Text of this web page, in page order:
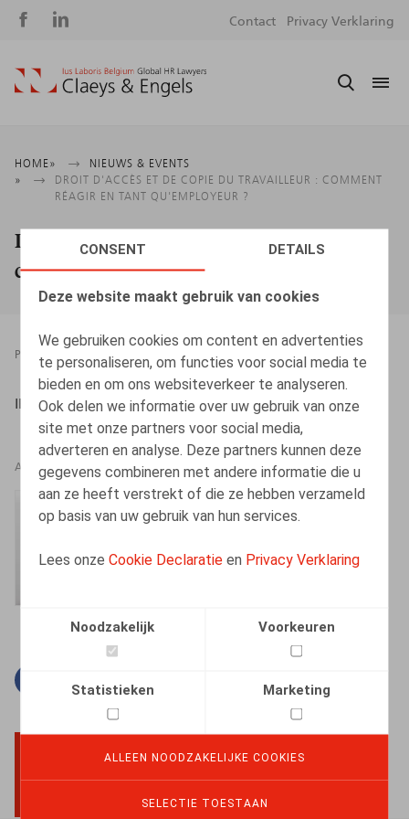
CONSENT DETAILS
Deze website maakt gebruik van cookies
We gebruiken cookies om content en advertenties
te personaliseren, om functies voor social media te
bieden en om ons websiteverkeer te analyseren.
Ook delen we informatie over uw gebruik van onze
site met onze partners voor social media,
adverteren en analyse. Deze partners kunnen deze
gegevens combineren met andere informatie die u
aan ze heeft verstrekt of die ze hebben verzameld
op basis van uw gebruik van hun services.
Lees onzeCookie Declaratie en Privacy Verklaring
Noodzakelijk Voorkeuren
Statistieken Marketing
ALLEEN NOODZAKELIJKE COOKIES
SELECTIE TOESTAAN
Social
Contact Privacy Verklaring
Kruimelpad
HOME
NIEUWS & EVENTS
DROIT D'ACCÈS ET DE COPIE DU TRAVAILLEUR : COMMENT
RÉAGIR EN TANT QU'EMPLOYEUR ?
Droit d'accès et de copie du travailleur :
comment réagir en tant qu'employeur ?
PRESSROOM 10.03.2021
IBJ/IJE, 10/03/2021
AUTEURS
Amélie Desmadryl
BACK TO TOP